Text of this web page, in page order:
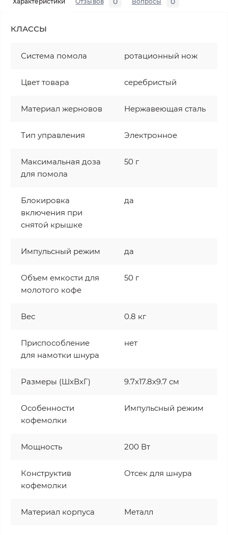
КЛАССЫ
Система помола ротационный нож
Цвет товара серебристый
Материал жерновов Нержавеющая сталь
Тип управления Электронное
Максимальная доза
для помола
50 г
Блокировка
включения при
снятой крышке
да
Импульсный режим да
Объем емкости для
молотого кофе
50 г
Вес 0.8 кг
Приспособление
для намотки шнура
нет
Размеры (ШхВхГ) 9.7x17.8x9.7 см
Особенности
кофемолки
Импульсный режим
Мощность 200 Вт
Конструктив
кофемолки
Отсек для шнура
Материал корпуса Металл